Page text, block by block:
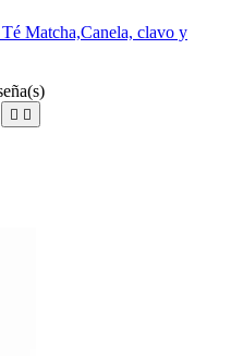
Matcha,Canela, clavo y
 